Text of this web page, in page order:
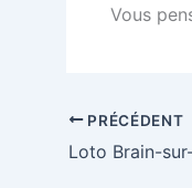
Vous
PRÉCÉDENT